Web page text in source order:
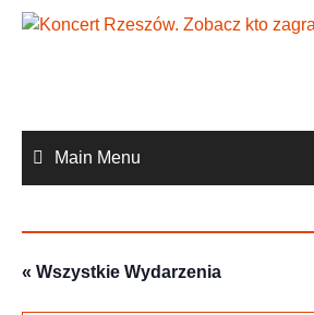
Skip
Main Menu
« Wszystkie Wydarzenia